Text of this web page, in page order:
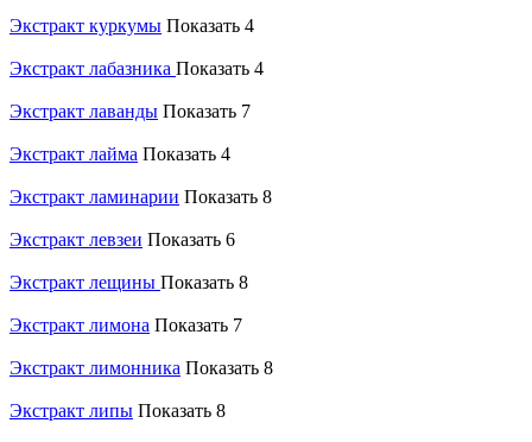
Экстракт куркумы Показать 4
Экстракт лабазника Показать 4
Экстракт лаванды Показать 7
Экстракт лайма Показать 4
Экстракт ламинарии Показать 8
Экстракт левзеи Показать 6
Экстракт лещины Показать 8
Экстракт лимона Показать 7
Экстракт лимонника Показать 8
Экстракт липы Показать 8